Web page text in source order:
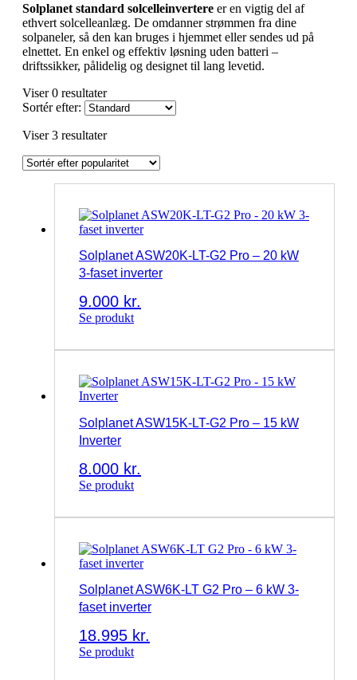
Solplanet standard solcelleinvertere er en vigtig del af
ethvert solcelleanlæg. De omdanner strømmen fra dine
solpaneler, så den kan bruges i hjemmet eller sendes ud på
elnettet. En enkel og effektiv løsning uden batteri –
driftssikker, pålidelig og designet til lang levetid.
Viser 0 resultater
Sortér efter:
Viser 3 resultaterSorteret
popularitet
Solplanet ASW20K-LT-G2 Pro – 20 kW
3-faset inverter
9.000 kr.
Se produkt
Solplanet ASW15K-LT-G2 Pro – 15 kW
Inverter
8.000 kr.
Se produkt
Solplanet ASW6K-LT G2 Pro – 6 kW 3-
faset inverter
18.995 kr.
Se produkt